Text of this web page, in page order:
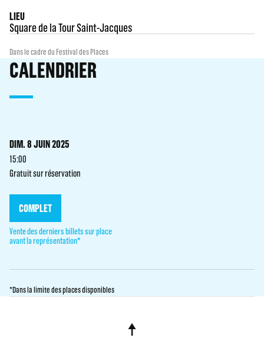
LIEU
Square de la Tour Saint-Jacques
Dans le cadre du Festival des Places
CALENDRIER
DIM. 8 JUIN 2025
15:00
Gratuit sur réservation
COMPLET
Vente des derniers billets sur place
avant la représentation*
*Dans la limite des places disponibles